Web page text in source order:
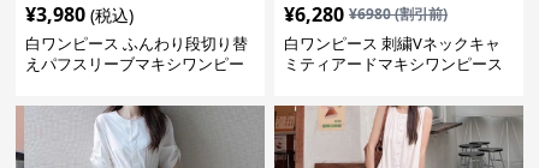
¥3,980 (税込)
白ワンピース ふんわり段切り替
えパフスリーブマキシワンピー
¥6,280 ¥6980(割引前)
白ワンピース 刺繍Vネックキャ
ミティアードマキシワンピース